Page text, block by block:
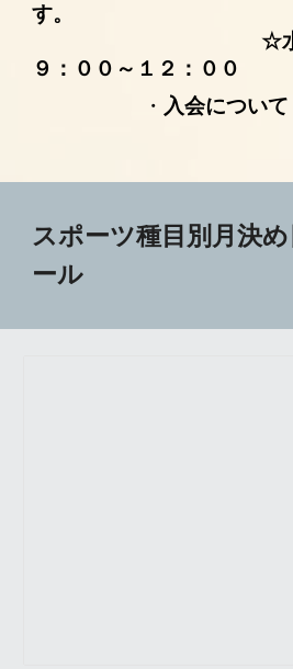
す。
☆水曜日・
９：００～１２：００
・ 入会について
スポーツ種目別月決
ール